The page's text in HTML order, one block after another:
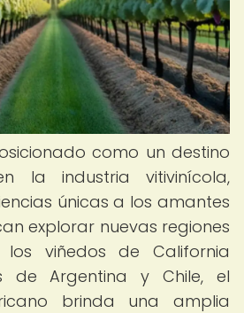
como un destino
la industria vitivinícola,
únicas a los amantes
explorar nuevas regiones
los viñedos de California
de Argentina y Chile, el
brinda una amplia